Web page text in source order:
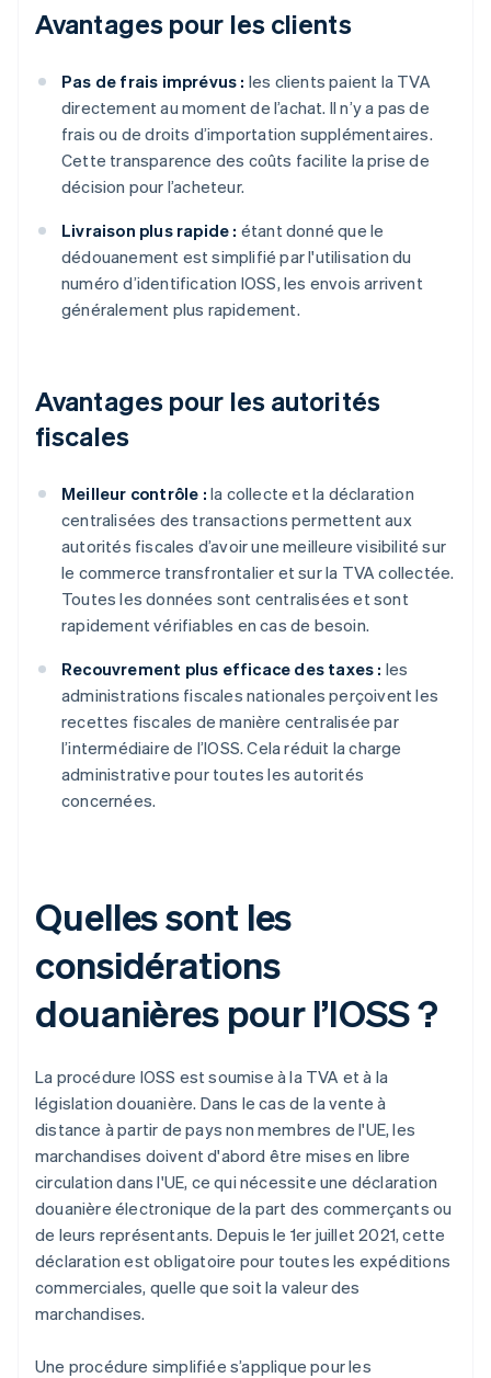
Avantages pour les clients
Pas de frais imprévus : les clients paient la TVA
directement au moment de l’achat. Il n’y a pas de
frais ou de droits d’importation supplémentaires.
Cette transparence des coûts facilite la prise de
décision pour l’acheteur.
Livraison plus rapide : étant donné que le
dédouanement est simplifié par l'utilisation du
numéro d’identification IOSS, les envois arrivent
généralement plus rapidement.
Avantages pour les autorités
fiscales
Meilleur contrôle : la collecte et la déclaration
centralisées des transactions permettent aux
autorités fiscales d’avoir une meilleure visibilité sur
le commerce transfrontalier et sur la TVA collectée.
Toutes les données sont centralisées et sont
rapidement vérifiables en cas de besoin.
Recouvrement plus efficace des taxes : les
administrations fiscales nationales perçoivent les
recettes fiscales de manière centralisée par
l’intermédiaire de l’IOSS. Cela réduit la charge
administrative pour toutes les autorités
concernées.
Quelles sont les
considérations
douanières pour l’IOSS ?
La procédure IOSS est soumise à la TVA et à la
législation douanière. Dans le cas de la vente à
distance à partir de pays non membres de l'UE, les
marchandises doivent d'abord être mises en libre
circulation dans l'UE, ce qui nécessite une déclaration
douanière électronique de la part des commerçants ou
de leurs représentants. Depuis le 1er juillet 2021, cette
déclaration est obligatoire pour toutes les expéditions
commerciales, quelle que soit la valeur des
marchandises.
Une procédure simplifiée s’applique pour les